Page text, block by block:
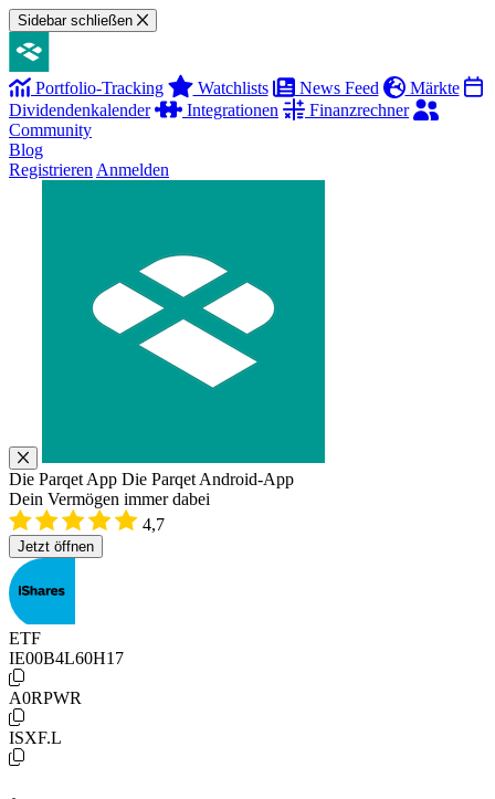
Sidebar schließen
Portfolio-Tracking Watchlists News Feed
Märkte
Dividendenkalender
Integrationen
Finanzrechner
Community
Blog
Registrieren Anmelden
Die Parqet App Die Parqet Android-App
Dein Vermögen immer dabei
4,7
Jetzt öffnen
ETF
IE00B4L60H17
A0RPWR
ISXF.L